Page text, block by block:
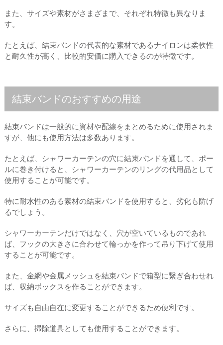
また、サイズや素材がさまざまで、それぞれ特徴も異なりま
す。
たとえば、結束バンドの代表的な素材であるナイロンは柔軟性
と耐久性が高く、比較的安価に購入できるのが特徴です。
結束バンドのおすすめの用途
結束バンドは一般的に資材や配線をまとめるために使用されま
すが、他にも使用方法は多数あります。
たとえば、シャワーカーテンの穴に結束バンドを通して、ポー
ルに巻き付けると、シャワーカーテンのリングの代用品として
使用することが可能です。
特に耐水性のある素材の結束バンドを使用すると、劣化も防げ
るでしょう。
シャワーカーテンだけではなく、穴が空いているものであれ
ば、フックの大きさに合わせて輪っかを作って吊り下げて使用
することが可能です。
また、金網や金属メッシュを結束バンドで箱型に繋ぎ合わせれ
ば、収納ボックスを作ることができます。
サイズも自由自在に変更することができるため便利です。
さらに、掃除道具としても使用することができます。